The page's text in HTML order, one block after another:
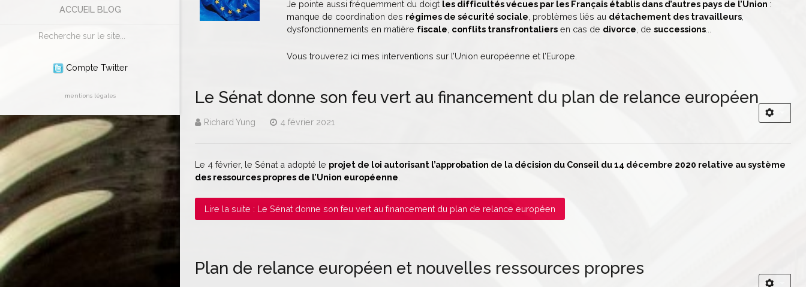
ACCUEIL BLOG
Rechercher
Compte Twitter
mentions légales
Je pointe aussi fréquemment du doigt les difficultés vécues par les Français établis dans d’autres pays de l’Union :
manque de coordination des régimes de sécurité sociale , problèmes liés au détachement des travailleurs
dysfonctionnements en matière fiscale conflits transfrontaliers en cas de divorce , de successions
Vous trouverez ici mes interventions sur l’Union européenne et l’Europe.
Le Sénat donne son feu vert au financement du plan de relance européen
Richard Yung 4 février 2021
Le 4 février, le Sénat a adopté le projet de loi autorisant l’approbation de la décision du Conseil du 14 décembre 2020 relative au système
des ressources propres de l’Union européenne
Lire la suite : Le Sénat donne son feu vert au financement du plan de relance européen
Plan de relance européen et nouvelles ressources propres